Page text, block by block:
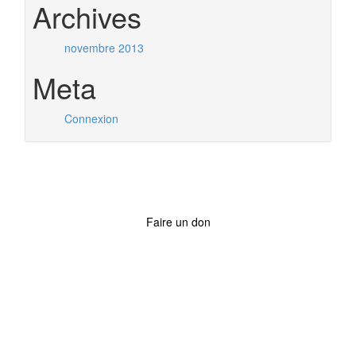
Archives
novembre 2013
Meta
Connexion
Faire un don